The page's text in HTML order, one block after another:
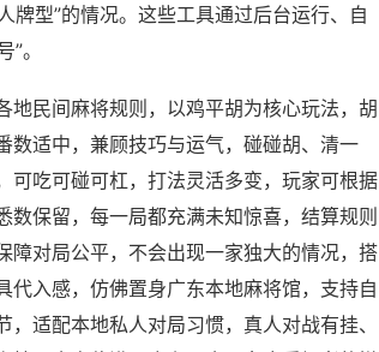
牌型”的情况。这些工具通过后台运行、自
。
民间麻将规则，以鸡平胡为核心玩法，胡
数适中，兼顾技巧与运气，碰碰胡、清一
可吃可碰可杠，打法灵活多变，玩家可根据
保留，每一局都充满未知惊喜，结算规则
障对局公平，不会出现一家独大的情况，搭
入感，仿佛置身广东本地麻将馆，支持自
适配本地私人对局习惯，真人对战有挂、